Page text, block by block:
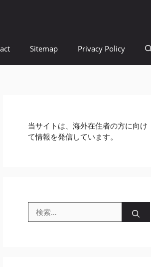
Sitemap Privacy Policy
当サイトは、海外在住者の方に向け
て情報を発信しています。
検
索: